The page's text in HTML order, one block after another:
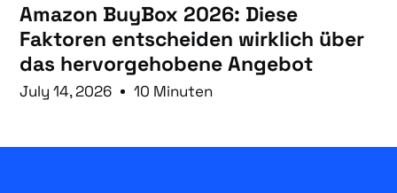
Amazon BuyBox 2026: Diese
Faktoren entscheiden wirklich über
das hervorgehobene Angebot
July 14, 2026 10 Minuten